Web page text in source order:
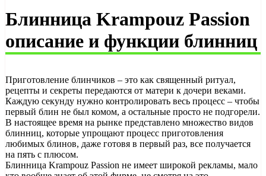
Блинница Krampouz Passion
описание и функции блинниц
Приготовление блинчиков – это как священный ритуал,
рецепты и секреты передаются от матери к дочери веками.
Каждую секунду нужно контролировать весь процесс – чтобы
первый блин не был комом, а остальные просто не подгорели.
В настоящее время на рынке представлено множество видов
блинниц, которые упрощают процесс приготовления
любимых блинов, даже готовя в первый раз, все получается
на пять с плюсом.
Блинница Krampouz Passion не имеет широкой рекламы, мало